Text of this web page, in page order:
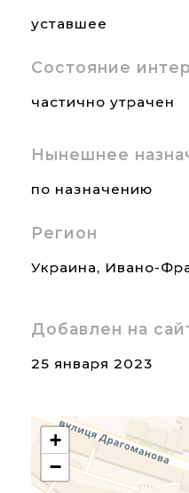
уставшее
Состояние
частично утрачен
Нынешнее
по назначению
Регион
Украина, Ивано-
Добавлен на
25 января 2023
+
−